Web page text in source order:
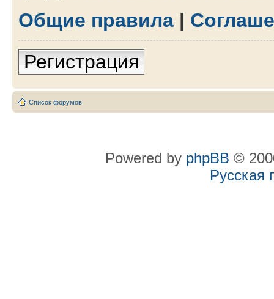
Общие правила |
Регистрация
Список форумов
Powered by phpBB ©
Русская